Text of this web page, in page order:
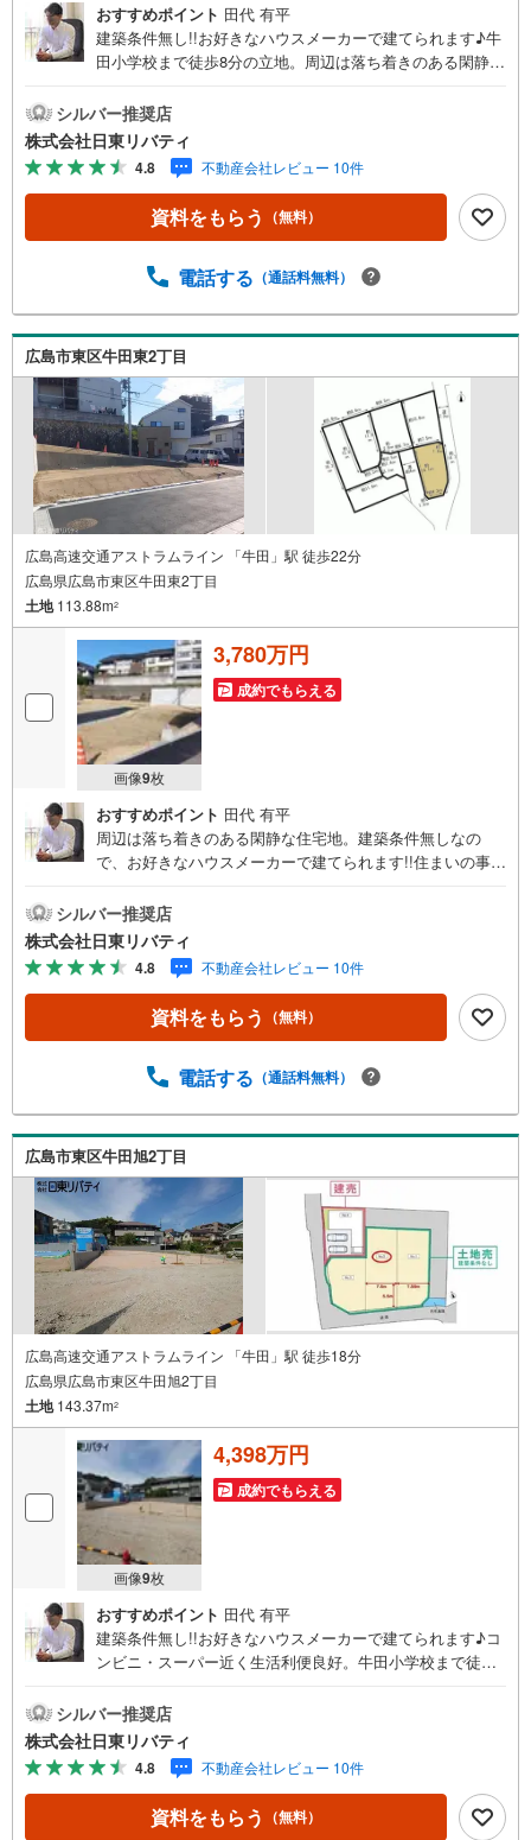
おすすめポイント 田代 有平
建築条件無し!!お好きなハウスメーカーで建てられます♪牛
田小学校まで徒歩8分の立地。周辺は落ち着きのある閑静な
リバティへ!!チラシやネット広告に載っていない物件もご紹
介できます。広島市内はもちろん廿日市から呉・東広島ま
で6000物件の豊富な情報量!!「実際に自分自身が住む家を
見て納得して買いたい」広告では分かり難い物件の長所や
短所を現地でご確認できます。お気軽にお問い合わせ下さ
い。TV電話やLINE等でオンライン案内も可能です。お気軽
をモットーに、創業以来多くのお客様に信頼と信用を頂
できました。「人と人、心と心」これからもこの精神を大
切に、お客様へのサポートをさせて頂きます。株式会社日
東リバティ〒732-0818広島市南区段原日出2丁目2-22-2F
シルバー推奨店
株式会社日東リバティ
4.8 不動産会社レビュー 10件
資料をもらう （無料）
電話する （通話料無料）
広島市東区牛田東2丁目
広島高速交通アストラムライン 「牛田」駅 徒歩22分
広島県広島市東区牛田東2丁目
土地113.88m2
画像9枚
3,780万円
成約でもらえる
おすすめポイント 田代 有平
周辺は落ち着きのある閑静な住宅地。建築条件無しなの
で、お好きなハウスメーカーで建てられます!!住まいの事な
広告に載っていない物件もご紹介できます。広島市内はも
ちろん廿日市から呉・東広島まで6000物件の豊富な情報
量!!「実際に自分自身が住む家を見て納得して買いたい」広
告では分かり難い物件の長所や短所を現地でご確認できま
す。お気軽にお問い合わせ下さい。TV電話やLINE等でオン
ライン案内も可能です。お気軽にお申し付け下さい。「住
くのお客様に信頼と信用を頂き、広島県下でも有数の不動
心」これからもこの精神を大切に、お客様へのサポートを
させて頂きます。株式会社日東リバティ〒732-0818広島市
南区段原日出2丁目2-22-2F
シルバー推奨店
株式会社日東リバティ
4.8 不動産会社レビュー 10件
資料をもらう （無料）
電話する （通話料無料）
広島市東区牛田旭2丁目
広島高速交通アストラムライン 「牛田」駅 徒歩18分
広島県広島市東区牛田旭2丁目
土地143.37m2
画像9枚
4,398万円
成約でもらえる
おすすめポイント 田代 有平
建築条件無し!!お好きなハウスメーカーで建てられます♪コ
ンビニ・スーパー近く生活利便良好。牛田小学校まで徒歩8
東リバティへ!!チラシやネット広告に載っていない物件もご
紹介できます。広島市内はもちろん廿日市から呉・東広島
まで6000物件の豊富な情報量!!「実際に自分自身が住む家
を見て納得して買いたい」広告では分かり難い物件の長所
や短所を現地でご確認できます。お気軽にお問い合わせ下
さい。TV電話やLINE等でオンライン案内も可能です。お気
シルバー推奨店
株式会社日東リバティ
4.8 不動産会社レビュー 10件
資料をもらう （無料）